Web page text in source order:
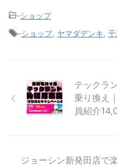
-ショップ
-ショップ, ヤマダデンキ
テックラ
乗り換え
員紹介
ジョーシン新発田店で